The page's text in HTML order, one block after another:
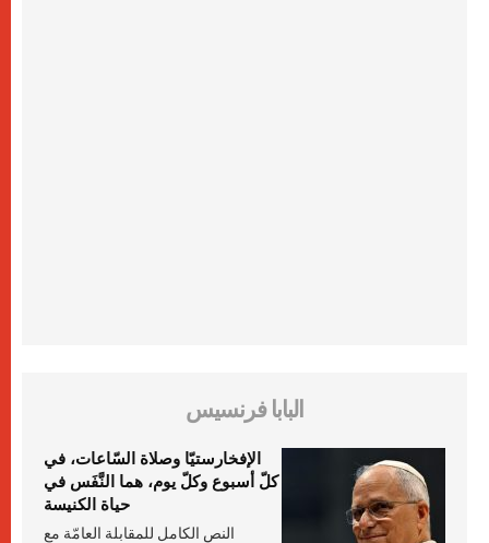
البابا فرنسيس
الإفخارستيّا وصلاة السّاعات، في
كلّ أسبوع وكلّ يوم، هما النَّفَس في
حياة الكنيسة
النص الكامل للمقابلة العامّة مع